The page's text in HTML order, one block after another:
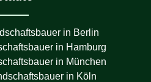
in Berlin
in Hamburg
in München
in Köln